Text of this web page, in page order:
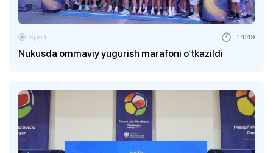
Nukusda ommaviy yugurish marafoni o‘tkazildi
Sport 14:49